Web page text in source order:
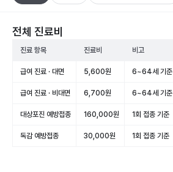
전체 진료비
진료 항목 진료비 비고
급여 진료 · 대면 5,600원 6~64세 기준
급여 진료 · 비대면 6,700원 6~64세 기준
대상포진 예방접종 160,000원 1회 접종 기준
독감 예방접종 30,000원 1회 접종 기준